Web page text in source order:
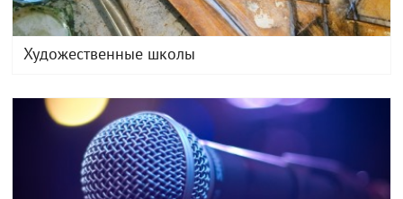
Художественные школы